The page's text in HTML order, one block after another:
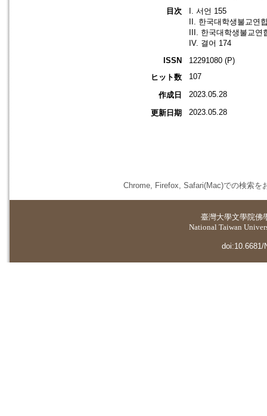
目次
I. 서언 155
II. 한국대학생불교연
III. 한국대학생불교
IV. 결어 174
ISSN
12291080 (P)
ヒット数
107
作成日 2023.05.28
更新日期 2023.05.28
Chrome, Firefox, Safari(Mac)での検索を
臺灣大學文學院佛
National Taiwan
doi:10.6681/